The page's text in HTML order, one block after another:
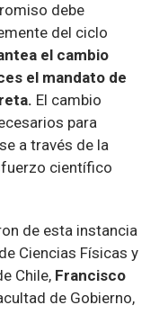
debe
del ciclo
el cambio
el mandato de
El cambio
para
a través de la
científico
de esta instancia
Ciencias Físicas y
Chile, Francisco
de Gobierno,